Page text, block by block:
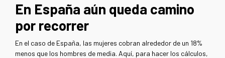
En España aún queda camino
por recorrer
En el caso de España, las mujeres cobran alrededor de un 18%
menos que los hombres de media. Aquí, para hacer los cálculos,